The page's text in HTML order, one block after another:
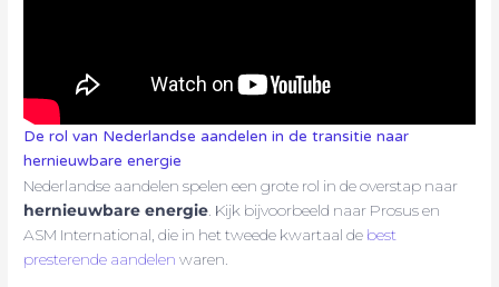
De rol van Nederlandse aandelen in de transitie naar
hernieuwbare energie
Nederlandse aandelen spelen een grote rol in de overstap naar
hernieuwbare energie. Kijk bijvoorbeeld naar Prosus en
ASM International, die in het tweede kwartaal de best
presterende aandelen waren.